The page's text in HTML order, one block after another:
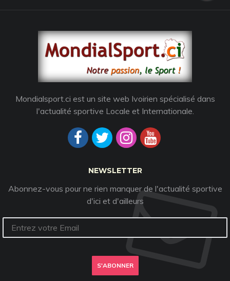
Mondialsport.ci est un site web Ivoirien spécialisé dans
l'actualité sportive Locale et Internationale.
NEWSLETTER
Abonnez-vous pour ne rien manquer de l'actualité sportive
d'ici et d'ailleurs
S'ABONNER